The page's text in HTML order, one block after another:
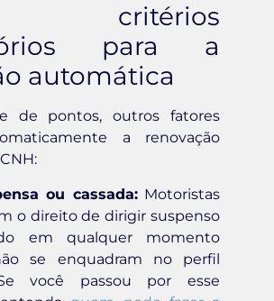
critérios
para a
automática
de pontos, outros fatores
a renovação
ou cassada:Motoristas
o direito de dirigir suspenso
em qualquer momento
se enquadram no perfil
você passou por esse